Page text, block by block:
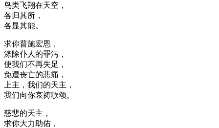
鸟类飞翔在天空，
各归其所，
各显其能。
求你普施宏恩，
涤除仆人的罪污，
使我们不再失足，
免遭丧亡的悲痛，
上主，我们的天主，
我们向你哀祷歌颂。
慈悲的天主，
求你大力助佑，